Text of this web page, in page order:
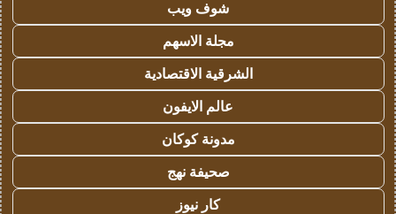
شوف ويب
مجلة الاسهم
الشرقية الاقتصادية
عالم الايفون
مدونة كوكان
صحيفة نهج
كار نيوز